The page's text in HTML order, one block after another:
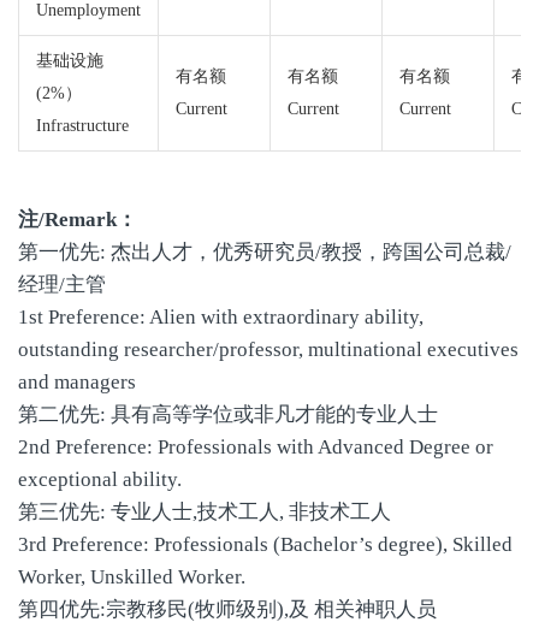
Unemployment
基础设施
(2%）
Infrastructure
有名额
Current
有名额
Current
有名额
Current
有
注/Remark：
第一优先: 杰出人才，优秀研究员/教授，跨国公司总裁/
经理/主管
1st Preference: Alien with extraordinary ability,
outstanding researcher/professor, multinational executives
and managers
第二优先: 具有高等学位或非凡才能的专业人士
2nd Preference: Professionals with Advanced Degree or
exceptional ability.
第三优先: 专业人士,技术工人, 非技术工人
3rd Preference: Professionals (Bachelor’s degree), Skilled
Worker, Unskilled Worker.
第四优先:宗教移民(牧师级别),及 相关神职人员